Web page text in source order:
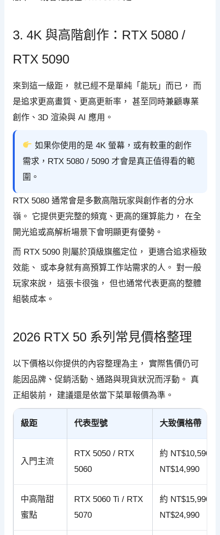
3. 4K 與高階創作：RTX 5080 /
RTX 5090
來到這一級距， 就已經不是單純「能玩」而已， 而
是追求更高畫質、更高更新率， 甚至同時兼顧專業
創作、3D 渲染與 AI 應用。
如果你使用的是 4K 螢幕，或有較重的創作
需求，RTX 5080 / 5090 才會是真正值得看的範
圍。
RTX 5080 通常會是多數高階玩家與創作者的分水
嶺。 它提供更完整的頻寬、更高的運算能力， 在全
開光追或高解析場景下會明顯更有優勢。
而 RTX 5090 則屬於頂級旗艦定位， 更適合追求極致
效能、 或本身就有高預算工作站需求的人。 對一般
玩家來說， 這張卡很強， 但也通常代表更高的整體
組裝成本。
2026 RTX 50 系列常見價格整理
以下價格以你提供的內容整理為主， 實際售價仍可
能因品牌、促銷活動、通路與現貨狀況而浮動。 真
正組裝前， 建議還是依當下菜單報價為準。
級距 代表型號 大致價格帶
入門主流
RTX 5050 / RTX
5060
約 NT$10,590
NT$14,990
中高階甜
蜜點
RTX 5060 Ti / RTX
5070
約 NT$15,990
NT$24,990